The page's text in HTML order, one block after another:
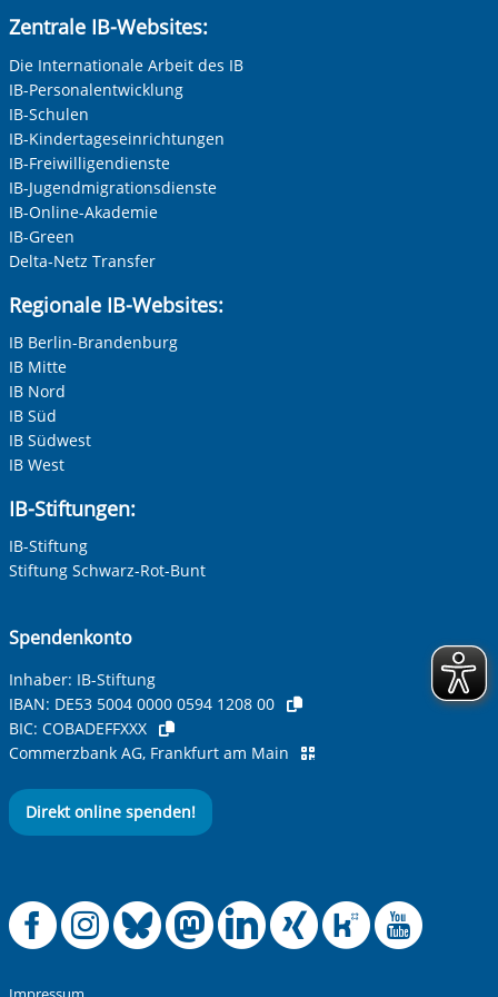
Zentrale IB-Websites:
Die Internationale Arbeit des IB
IB-Personalentwicklung
IB-Schulen
IB-Kindertageseinrichtungen
IB-Freiwilligendienste
IB-Jugendmigrationsdienste
IB-Online-Akademie
IB-Green
Delta-Netz Transfer
Regionale IB-Websites:
IB Berlin-Brandenburg
IB Mitte
IB Nord
IB Süd
IB Südwest
IB West
IB-Stiftungen:
IB-Stiftung
Stiftung Schwarz-Rot-Bunt
Spendenkonto
Inhaber: IB-Stiftung
IBAN: DE53 5004 0000 0594 1208 00
BIC: COBADEFFXXX
Commerzbank AG, Frankfurt am Main
Direkt online spenden!
Offizielle
Offizielle
Offizielle
Offizielle
Offizielle